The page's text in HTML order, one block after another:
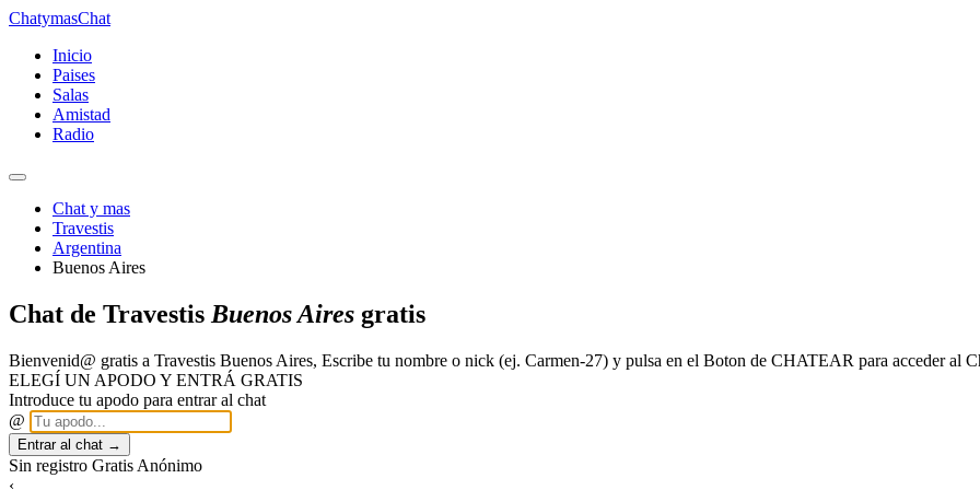
ChatymasChat
Inicio
Paises
Salas
Amistad
Radio
Chat y mas
Travestis
Argentina
Buenos Aires
Chat de Travestis Buenos Aires gratis
Bienvenid@ gratis a Travestis Buenos Aires, Escribe tu nombre o nick (ej. Carmen-27) y pulsa en el Boton de CHATEAR para acceder al
ELEGÍ UN APODO Y ENTRÁ GRATIS
Introduce tu apodo para entrar al chat
@
Entrar al chat →
Sin registro Gratis Anónimo
‹